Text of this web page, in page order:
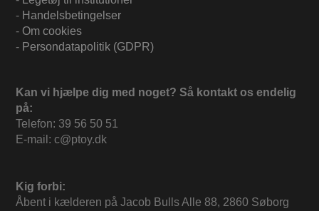
- Handelsbetingelser
- Om cookies
- Persondatapolitik (GDPR)
Kan vi hjælpe dig med noget? Så kontakt os endelig
på:
Telefon: 39 56 50 51
E-mail: c@ptoy.dk
Kig forbi:
Åbent i kælderen på Jacob Bulls Alle 88, 2860 Søborg